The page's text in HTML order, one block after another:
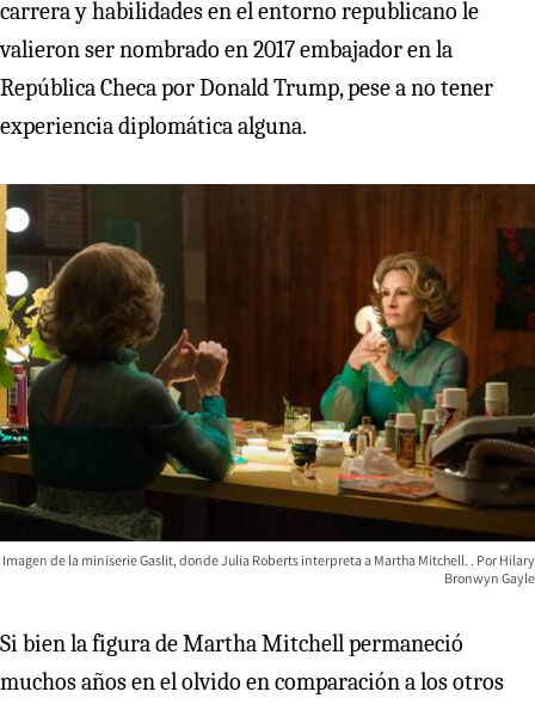
carrera y habilidades en el entorno republicano le
valieron ser nombrado en 2017 embajador en la
República Checa por Donald Trump, pese a no tener
experiencia diplomática alguna.
Imagen de la miniserie Gaslit, donde Julia Roberts interpreta a Martha Mitchell.
Hilary
Bronwyn Gayle
Si bien la figura de Martha Mitchell permaneció
muchos años en el olvido en comparación a los otros